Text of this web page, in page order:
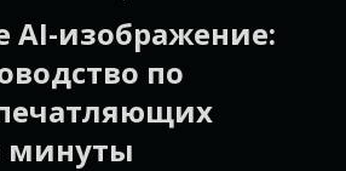
AI-изображение:
по
минуты